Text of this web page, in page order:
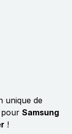
unique de
pour Samsung
!